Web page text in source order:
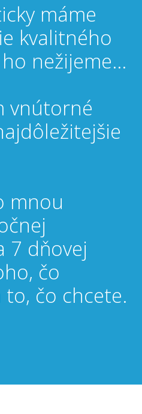
máme
kvalitného
nežijeme...
vnútorné
mnou
7 dňovej
čo
čo chcete.